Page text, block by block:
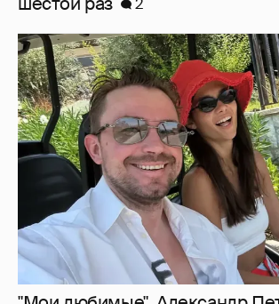
"Мои любимые". Александр
показал, как отдыхает с